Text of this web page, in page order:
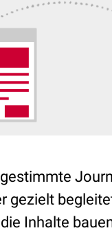
gezielt
Inhalte